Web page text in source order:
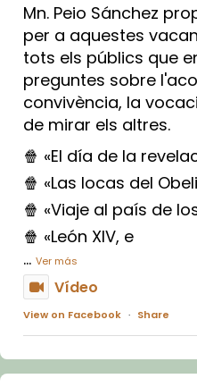
Mn. Peio Sánchez
per a aquestes
tots els públics que
preguntes sobre
convivència, la
de mirar els altres.
🍿 «El día de la
🍿 «Las locas del
🍿 «Viaje al país de
🍿 «León XIV, e
... Ver más
Vídeo
View on Facebook · Share
Arquebisbat de